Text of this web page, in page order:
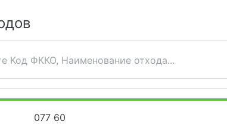
Код ФККО, Наименование отхода...
077 60